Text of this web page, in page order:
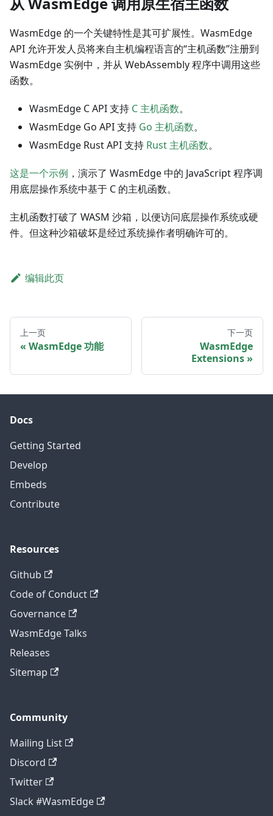
WasmEdge 的一个关键特性是其可扩展性。WasmEdge
API 允许开发人员将来自主机编程语言的“主机函数”注册到
WasmEdge 实例中，并从 WebAssembly 程序中调用这些
函数。
WasmEdge C API 支持 C 主机函数。
WasmEdge Go API 支持 Go 主机函数。
WasmEdge Rust API 支持 Rust 主机函数。
这是一个示例 ，演示了 WasmEdge 中的 JavaScript 程序调
用底层操作系统中基于 C 的主机函数。
主机函数打破了 WASM 沙箱，以便访问底层操作系统或硬
件。但这种沙箱破坏是经过系统操作者明确许可的。
编辑此页
上一页
WasmEdge 功能
下一页
WasmEdge
Extensions
Docs
Getting Started
Develop
Embeds
Contribute
Resources
Github
Code of Conduct
Governance
WasmEdge Talks
Releases
Sitemap
Community
Mailing List
Discord
Twitter
Slack #WasmEdge